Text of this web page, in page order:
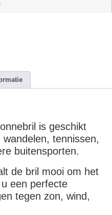
is geschikt
tennissen,
buitensporten.
de bril mooi om het
een perfecte
tegen zon, wind,